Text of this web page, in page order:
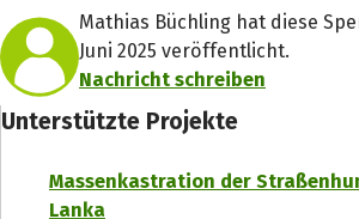
Mathias Büchling hat diese
Juni 2025 veröffentlicht.
Nachricht schreiben
Unterstützte Projekte
Massenkastration der
Lanka